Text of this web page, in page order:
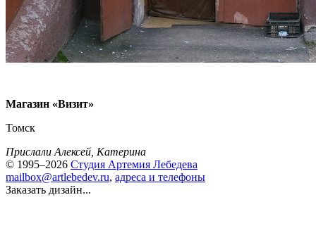
Магазин «Визит»
Томск
Прислали Алексей, Катерина
© 1995–2026 Студия Артемия Лебедева
mailbox@artlebedev.ru, адреса и телефоны
Заказать дизайн...